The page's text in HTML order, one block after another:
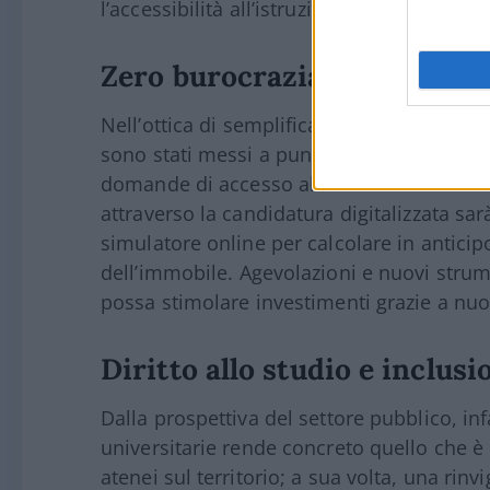
l’accessibilità all’istruzione superiore.
Zero burocrazia,
Nell’ottica di semplificare le procedure e
sono stati messi a punto servizi a valore
domande di accesso alle risorse è
attraverso la candidatura digitalizzata
simulatore online per calcolare in
dell’immobile. Agevolazioni e nuovi
possa stimolare investimenti grazie a
Diritto allo studio e
Dalla prospettiva del settore pubblico,
universitarie rende concreto quello che
atenei sul territorio; a sua volta, una